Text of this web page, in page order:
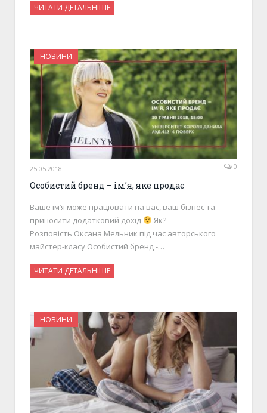
ЧИТАТИ ДЕТАЛЬНІШЕ
НОВИНИ
25.05.2018 0
Особистий бренд – ім’я, яке продає
Ваше ім’я може працювати на вас, ваш бізнес та
приносити додатковий дохід
Як?
Розповість Оксана Мельник під час авторського
майстер-класу Особистий бренд -…
ЧИТАТИ ДЕТАЛЬНІШЕ
НОВИНИ